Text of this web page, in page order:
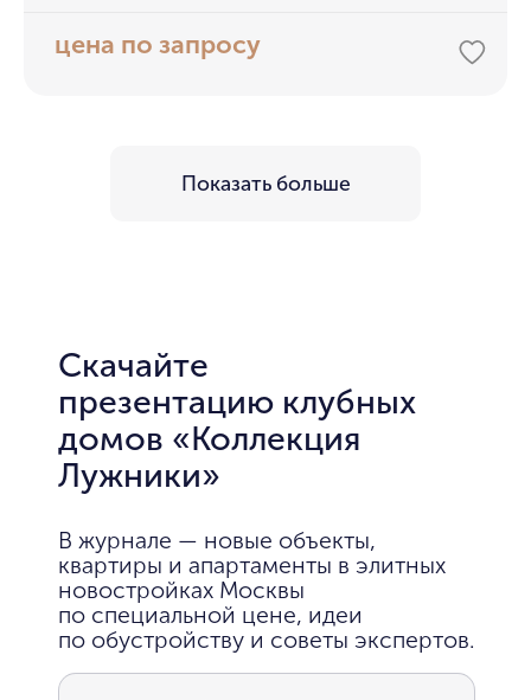
цена по запросу
Показать больше
Скачайте
презентацию клубных
домов «Коллекция
Лужники»
В журнале — новые объекты,
квартиры и апартаменты в элитных
новостройках Москвы
по специальной цене, идеи
по обустройству и советы экспертов.